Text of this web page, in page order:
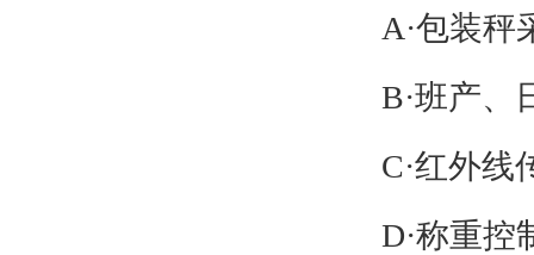
A·包装秤
B·班产、
C·红外线
D·称重控